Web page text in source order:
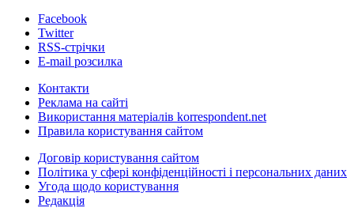
Facebook
Twitter
RSS-стрічки
E-mail розсилка
Контакти
Реклама на сайті
Використання матеріалів korrespondent.net
Правила користування сайтом
Договір користування сайтом
Політика у сфері конфіденційності і персональних даних
Угода щодо користування
Редакція